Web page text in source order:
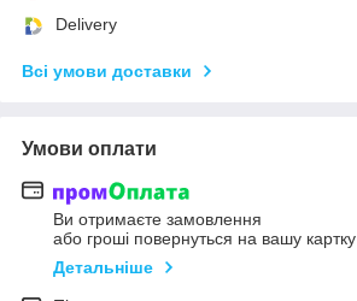
Delivery
Всі умови доставки
Умови оплати
Ви отримаєте замовлення
або гроші повернуться на вашу картку
Детальніше